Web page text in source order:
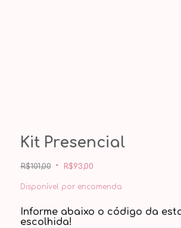
Kit Presencial
R$101,00 preço
original
era:
R$101,00.
R$93,00preço
atual
é:
Disponível por encomenda
Informe abaixo o código da
escolhida!